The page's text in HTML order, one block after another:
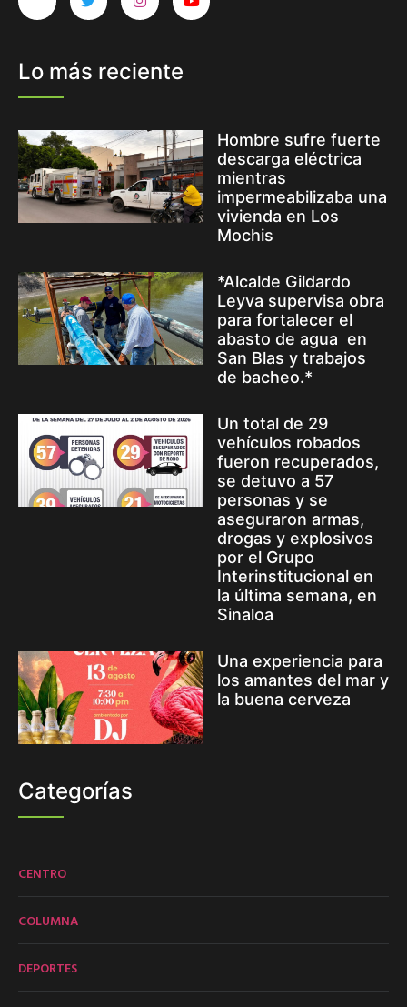
Lo más reciente
Hombre sufre fuerte
descarga eléctrica
mientras
impermeabilizaba una
vivienda en Los
Mochis
*Alcalde Gildardo
Leyva supervisa obra
para fortalecer el
abasto de agua en
San Blas y trabajos
de bacheo.*
Un total de 29
vehículos robados
fueron recuperados,
se detuvo a 57
personas y se
aseguraron armas,
drogas y explosivos
por el Grupo
Interinstitucional en
la última semana, en
Sinaloa
Una experiencia para
los amantes del mar y
la buena cerveza
Categorías
CENTRO
COLUMNA
DEPORTES